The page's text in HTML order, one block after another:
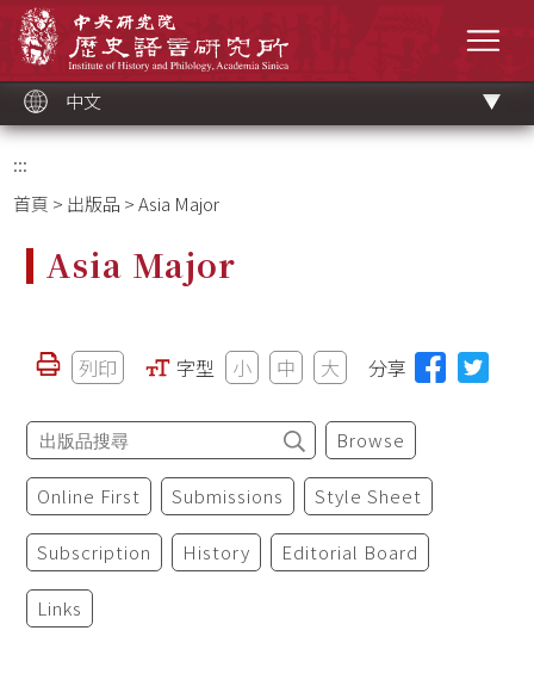
中文
:::
首頁 > 出版品 > Asia Major
Asia Major
列印 字型 小 中 大 分享
Browse
Online First Submissions Style Sheet
Subscription History Editorial Board
Links